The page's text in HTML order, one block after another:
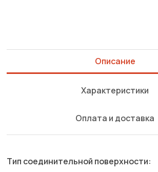
Описание
Характеристики
Оплата и доставка
Тип соединительной поверхности: